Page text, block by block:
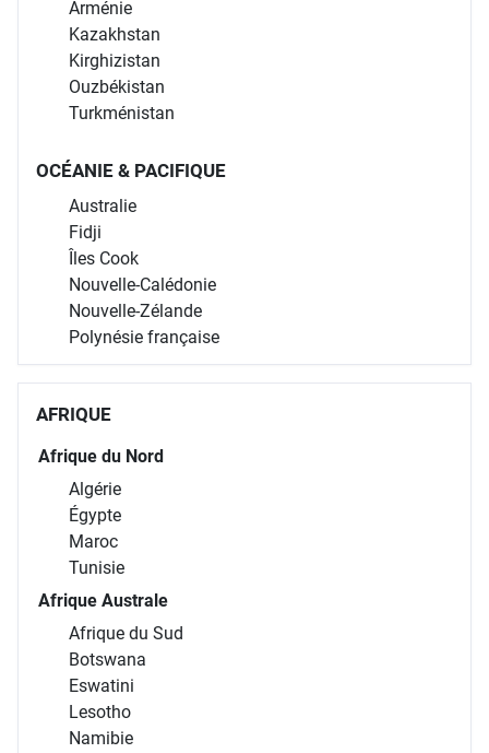
Arménie
Kazakhstan
Kirghizistan
Ouzbékistan
Turkménistan
OCÉANIE & PACIFIQUE
Australie
Fidji
Îles Cook
Nouvelle-Calédonie
Nouvelle-Zélande
Polynésie française
AFRIQUE
Afrique du Nord
Algérie
Égypte
Maroc
Tunisie
Afrique Australe
Afrique du Sud
Botswana
Eswatini
Lesotho
Namibie